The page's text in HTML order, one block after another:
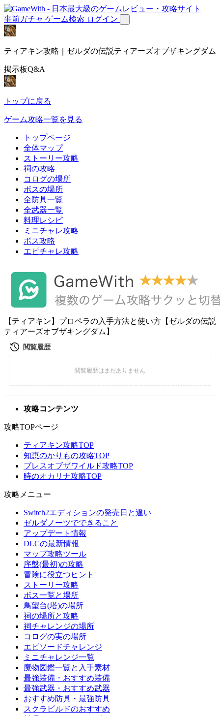
事前ガチャ ゲーム検索 ログイン
ティアキン攻略｜ゼルダの伝説ティアーズオブザキングダム
掲示板Q&A
トップに戻る
ゲーム攻略一覧を見る
トップページ
全体マップ
ストーリー攻略
祠の攻略
コログの場所
ボスの場所
全防具一覧
全武器一覧
料理レシピ
ミニチャレ攻略
ボス攻略
エピチャレ攻略
【ティアキン】プロペラの入手方法と使い方【ゼルダの伝説
ティアーズオブザキングダム】
攻略コンテンツ
攻略TOPページ
ティアキン攻略TOP
知恵のかりもの攻略TOP
ブレスオブザワイルド攻略TOP
時のオカリナ攻略TOP
攻略メニュー
Switch2エディションの発売日と違い
ゼルダノーツでできること
アップデート情報
DLCの最新情報
マップ攻略ツール
序盤(最初)の攻略
冒険に役立つヒント
ストーリー攻略
ボス一覧と場所
鳥望台(塔)の場所
祠の場所と攻略
祠チャレンジの場所
コログの実の場所
エピソードチャレンジ
ミニチャレンジ一覧
魔物図鑑一覧と入手素材
最強装備・おすすめ装備
最強武器・おすすめ武器
おすすめ防具・最強防具
スクラビルドのおすすめ